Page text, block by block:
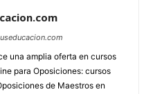
una amplia oferta en cursos
para Oposiciones: cursos
de Maestros en